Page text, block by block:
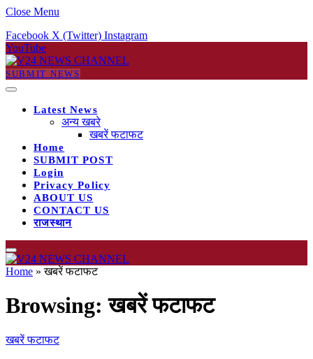
Close Menu
Facebook X (Twitter) Instagram
YouTube
SUBMIT NEWS
Latest News
अन्य खबरे
खबरें फटाफट
Home
SUBMIT POST
Login
Privacy Policy
ABOUT US
CONTACT US
राजस्थान
Home »खबरें फटाफट
Browsing:खबरें फटाफट
खबरें फटाफट